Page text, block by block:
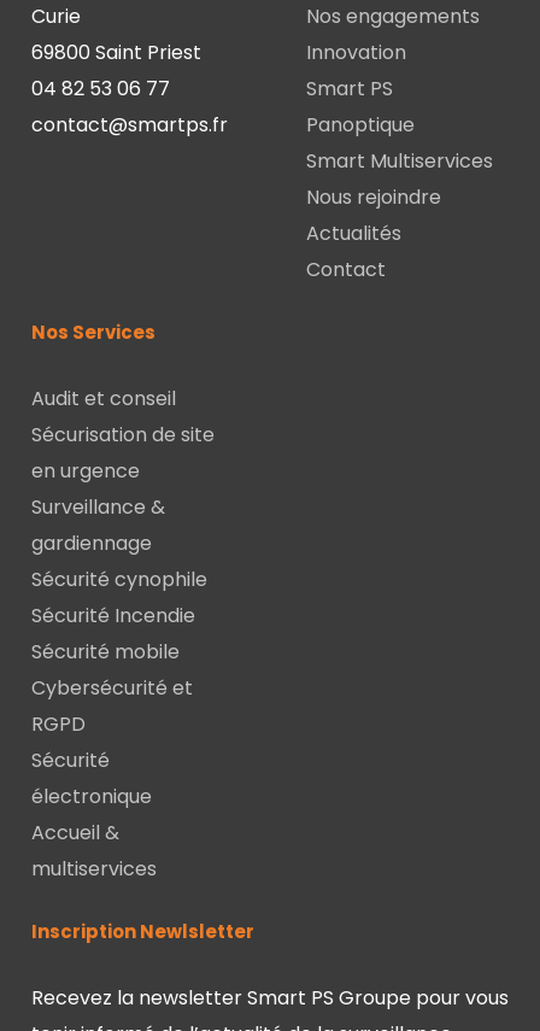
Curie
69800 Saint Priest
04 82 53 06 77
contact@smartps.fr
Nos engagements
Innovation
Smart PS
Panoptique
Smart Multiservices
Nous rejoindre
Actualités
Contact
Nos Services
Audit et conseil
Sécurisation de site
en urgence
Surveillance &
gardiennage
Sécurité cynophile
Sécurité Incendie
Sécurité mobile
Cybersécurité et
RGPD
Sécurité
électronique
Accueil &
multiservices
Inscription Newlsletter
Recevez la newsletter Smart PS Groupe pour vous